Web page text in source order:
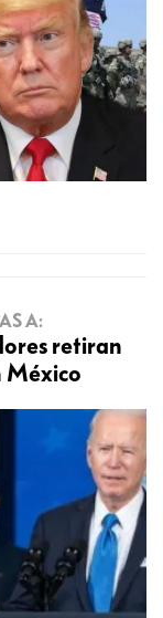
A:
retiran
México